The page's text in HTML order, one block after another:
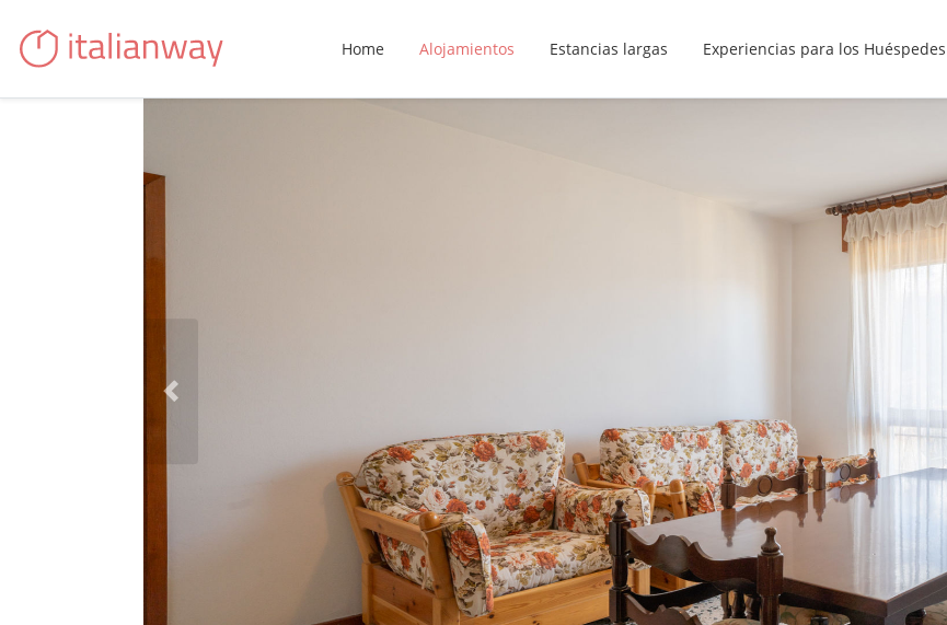
Home Alojamientos Estancias largas Experiencias para los Huéspedes